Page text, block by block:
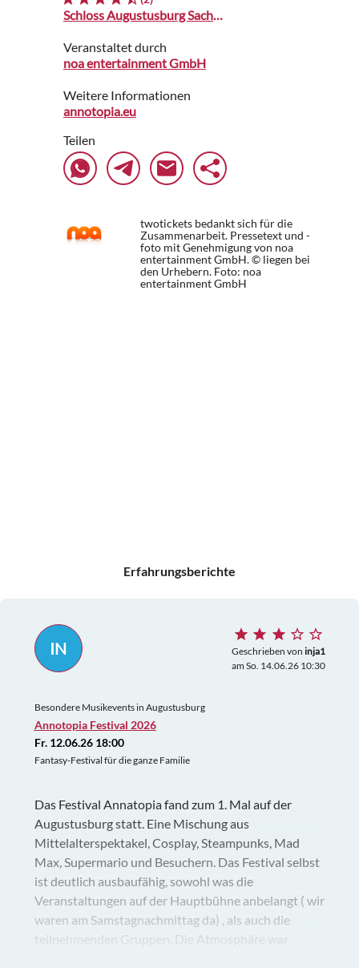
Schloss Augustusburg Sachsen
Veranstaltet durch
noa entertainment GmbH
Weitere Informationen
annotopia.eu
Teilen
twotickets bedankt sich für die
Zusammenarbeit. Pressetext und -
foto mit Genehmigung von noa
entertainment GmbH. © liegen bei
den Urhebern. Foto: noa
entertainment GmbH
Erfahrungsberichte
IN Geschrieben von inja1
am So. 14.06.26 10:30
Besondere Musikevents in Augustusburg
Annotopia Festival 2026
Fr. 12.06.26 18:00
Fantasy-Festival für die ganze Familie
Das Festival Annatopia fand zum 1. Mal auf der
Augustusburg statt. Eine Mischung aus
Mittelalterspektakel, Cosplay, Steampunks, Mad
Max, Supermario und Besuchern. Das Festival selbst
ist deutlich ausbaufähig, sowohl was die
Veranstaltungen auf der Hauptbühne anbelangt ( wir
waren am Samstagnachmittag da) , als auch die
teilnehmenden Gruppen. Die Atmosphäre war